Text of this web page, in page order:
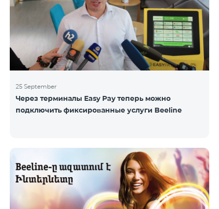
25 September
Через терминалы Easy Pay теперь можно
подключить фиксированные услуги Beeline